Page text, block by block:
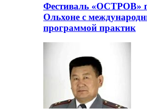
Фестиваль «ОСТРОВ»
Ольхоне с
программой практик